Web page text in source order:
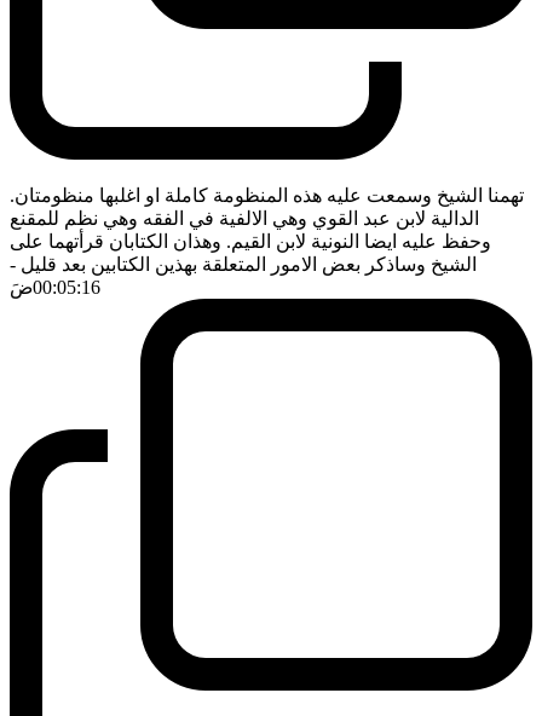
تهمنا الشيخ وسمعت عليه هذه المنظومة كاملة او اغلبها منظومتان.
الدالية لابن عبد القوي وهي الالفية في الفقه وهي نظم للمقنع
وحفظ عليه ايضا النونية لابن القيم. وهذان الكتابان قرأتهما على
الشيخ وساذكر بعض الامور المتعلقة بهذين الكتابين بعد قليل -
00:05:16ضَ